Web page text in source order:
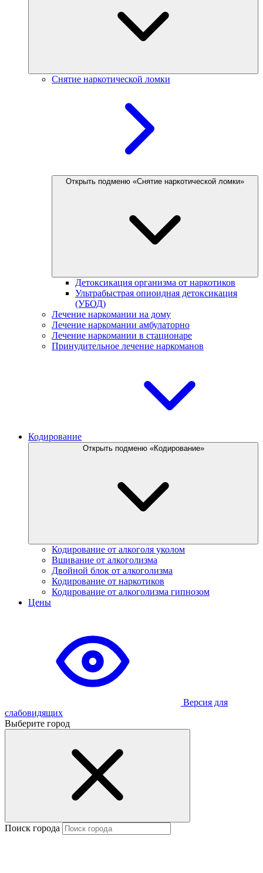
Снятие наркотической ломки
Открыть подменю «Снятие наркотической ломки»
Детоксикация организма от наркотиков
Ультрабыстрая опиоидная детоксикация
(УБОД)
Лечение наркомании на дому
Лечение наркомании амбулаторно
Лечение наркомании в стационаре
Принудительное лечение наркоманов
Кодирование
Открыть подменю «Кодирование»
Кодирование от алкоголя уколом
Вшивание от алкоголизма
Двойной блок от алкоголизма
Кодирование от наркотиков
Кодирование от алкоголизма гипнозом
Цены
Версия для
слабовидящих
Выберите город
Поиск города